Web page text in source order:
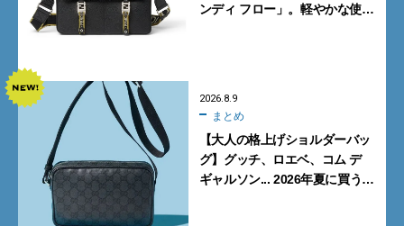
ンディ フロー」。軽やかな使い
2026.8.9
まとめ
【大人の格上げショルダーバッ
グ】グッチ、ロエベ、コム デ
ギャルソン... 2026年夏に買うべ